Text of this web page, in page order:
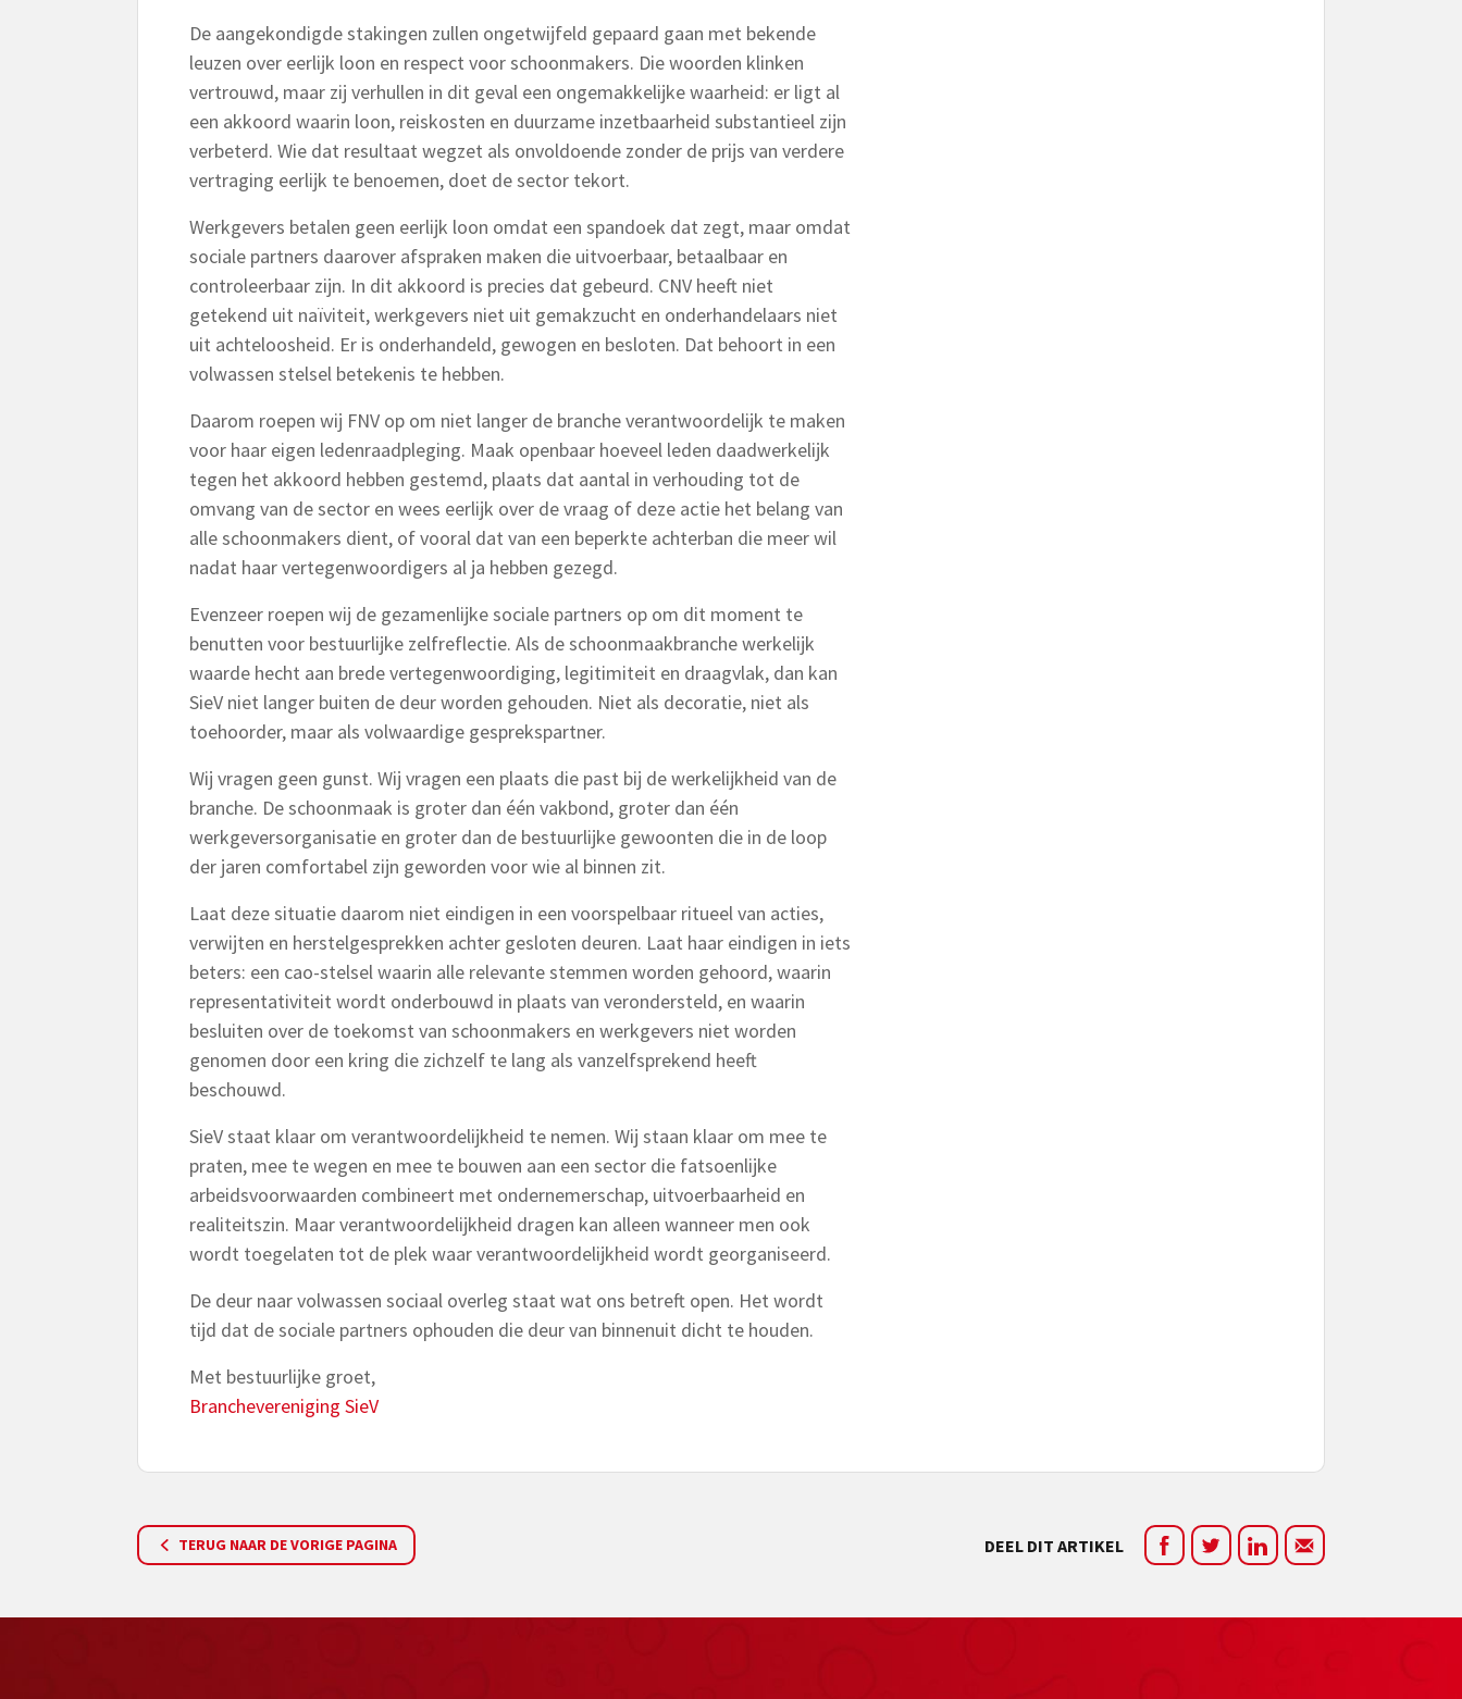
De aangekondigde stakingen zullen ongetwijfeld gepaard gaan met bekende
leuzen over eerlijk loon en respect voor schoonmakers. Die woorden klinken
vertrouwd, maar zij verhullen in dit geval een ongemakkelijke waarheid: er ligt al
een akkoord waarin loon, reiskosten en duurzame inzetbaarheid substantieel zijn
verbeterd. Wie dat resultaat wegzet als onvoldoende zonder de prijs van verdere
vertraging eerlijk te benoemen, doet de sector tekort.
Werkgevers betalen geen eerlijk loon omdat een spandoek dat zegt, maar omdat
sociale partners daarover afspraken maken die uitvoerbaar, betaalbaar en
controleerbaar zijn. In dit akkoord is precies dat gebeurd. CNV heeft niet
getekend uit naïviteit, werkgevers niet uit gemakzucht en onderhandelaars niet
uit achteloosheid. Er is onderhandeld, gewogen en besloten. Dat behoort in een
volwassen stelsel betekenis te hebben.
Daarom roepen wij FNV op om niet langer de branche verantwoordelijk te maken
voor haar eigen ledenraadpleging. Maak openbaar hoeveel leden daadwerkelijk
tegen het akkoord hebben gestemd, plaats dat aantal in verhouding tot de
omvang van de sector en wees eerlijk over de vraag of deze actie het belang van
alle schoonmakers dient, of vooral dat van een beperkte achterban die meer wil
nadat haar vertegenwoordigers al ja hebben gezegd.
Evenzeer roepen wij de gezamenlijke sociale partners op om dit moment te
benutten voor bestuurlijke zelfreflectie. Als de schoonmaakbranche werkelijk
waarde hecht aan brede vertegenwoordiging, legitimiteit en draagvlak, dan kan
SieV niet langer buiten de deur worden gehouden. Niet als decoratie, niet als
toehoorder, maar als volwaardige gesprekspartner.
Wij vragen geen gunst. Wij vragen een plaats die past bij de werkelijkheid van de
branche. De schoonmaak is groter dan één vakbond, groter dan één
werkgeversorganisatie en groter dan de bestuurlijke gewoonten die in de loop
der jaren comfortabel zijn geworden voor wie al binnen zit.
Laat deze situatie daarom niet eindigen in een voorspelbaar ritueel van acties,
verwijten en herstelgesprekken achter gesloten deuren. Laat haar eindigen in iets
beters: een cao-stelsel waarin alle relevante stemmen worden gehoord, waarin
representativiteit wordt onderbouwd in plaats van verondersteld, en waarin
besluiten over de toekomst van schoonmakers en werkgevers niet worden
genomen door een kring die zichzelf te lang als vanzelfsprekend heeft
beschouwd.
SieV staat klaar om verantwoordelijkheid te nemen. Wij staan klaar om mee te
praten, mee te wegen en mee te bouwen aan een sector die fatsoenlijke
arbeidsvoorwaarden combineert met ondernemerschap, uitvoerbaarheid en
realiteitszin. Maar verantwoordelijkheid dragen kan alleen wanneer men ook
wordt toegelaten tot de plek waar verantwoordelijkheid wordt georganiseerd.
De deur naar volwassen sociaal overleg staat wat ons betreft open. Het wordt
tijd dat de sociale partners ophouden die deur van binnenuit dicht te houden.
Met bestuurlijke groet,
Branchevereniging SieV
TERUG NAAR DE VORIGE PAGINA DEEL DIT ARTIKEL